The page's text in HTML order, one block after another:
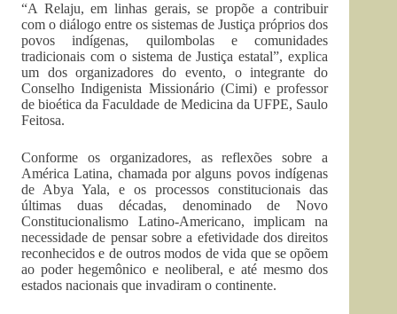
“A Relaju, em linhas gerais, se propõe a contribuir
com o diálogo entre os sistemas de Justiça próprios dos
povos indígenas, quilombolas e comunidades
tradicionais com o sistema de Justiça estatal”, explica
um dos organizadores do evento, o integrante do
Conselho Indigenista Missionário (Cimi) e professor
de bioética da Faculdade de Medicina da UFPE, Saulo
Feitosa.
Conforme os organizadores, as reflexões sobre a
América Latina, chamada por alguns povos indígenas
de Abya Yala, e os processos constitucionais das
últimas duas décadas, denominado de Novo
Constitucionalismo Latino-Americano, implicam na
necessidade de pensar sobre a efetividade dos direitos
reconhecidos e de outros modos de vida que se opõem
ao poder hegemônico e neoliberal, e até mesmo dos
estados nacionais que invadiram o continente.